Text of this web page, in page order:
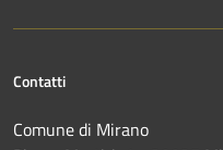
Contatti
Comune di Mirano